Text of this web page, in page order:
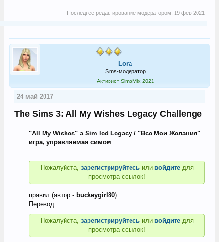
Последнее редактирование модератором: 19 фев 2021
Lora
Sims-модератор
Активист SimsMix 2021
24 май 2017
The Sims 3: All My Wishes Legacy Challenge
"All My Wishes" a Sim-led Legacy / "Все Мои Желания" -
игра, управляемая симом
Пожалуйста, зарегистрируйтесьили войдите для
просмотра ссылок!
правил (автор - buckeygirl80).
Перевод:
Пожалуйста, зарегистрируйтесьили войдите для
просмотра ссылок!